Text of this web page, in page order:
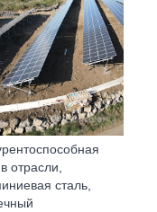
отрасли,
сталь,